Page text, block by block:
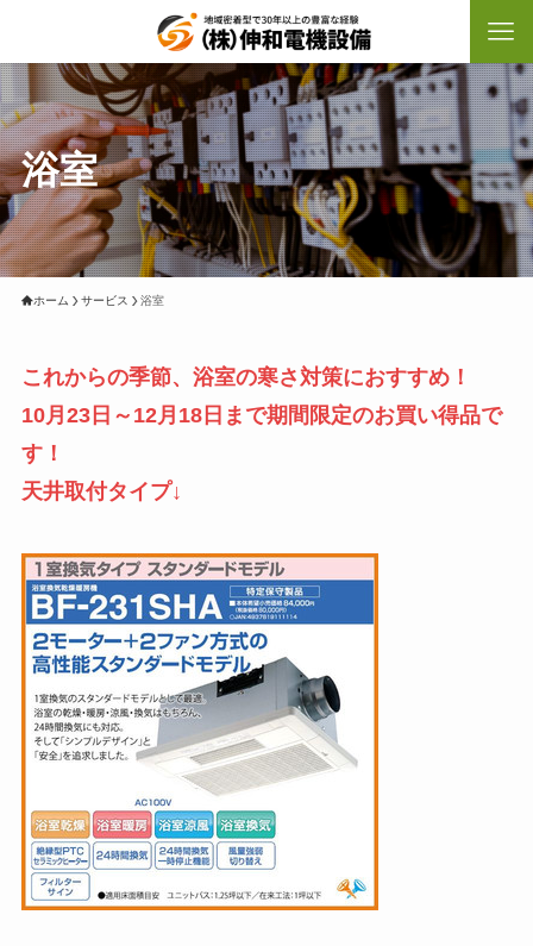
浴室
ホーム サービス 浴室
これからの季節、浴室の寒さ対策におすすめ！
10月23日～12月18日まで期間限定のお買い得品で
す！
天井取付タイプ↓